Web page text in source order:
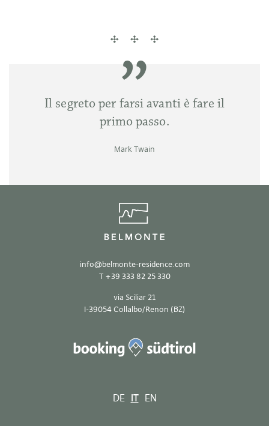
Il segreto per farsi avanti è fare il
primo passo.
Mark Twain
info@belmonte-residence.com
T +39 333 82 25 330
via Sciliar 21
I-39054 Collalbo/Renon (BZ)
DE IT EN